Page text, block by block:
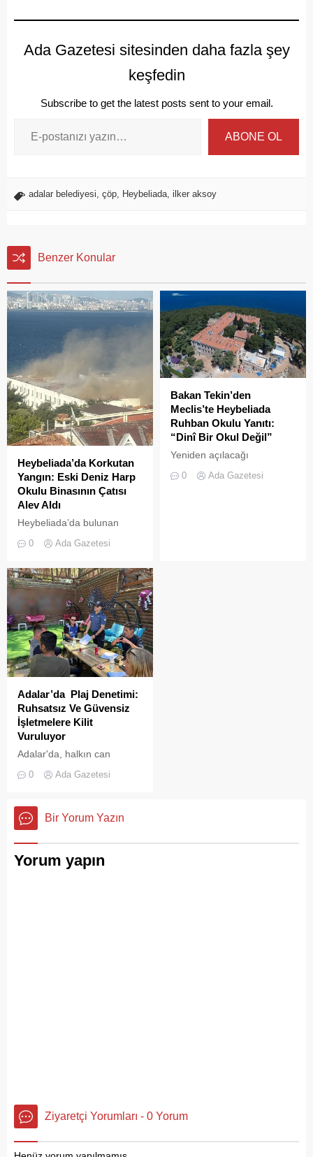
Ada Gazetesi sitesinden daha fazla şey
keşfedin
Subscribe to get the latest posts sent to your email.
ABONE OL
adalar belediyesi, çöp, Heybeliada, ilker aksoy
Benzer Konular
Heybeliada’da Korkutan
Yangın: Eski Deniz Harp
Okulu Binasının Çatısı
Alev Aldı
Heybeliada’da bulunan
çatısında, tamirat
çıktı. Gökyüzünü kaplayan
yoğun duman paniğe neden
olurken, itfaiye ekipleri
yangına hızla müdahale etti.
0 Ada Gazetesi
Bakan Tekin’den
Meclis’te Heybeliada
Ruhban Okulu Yanıtı:
“Dinî Bir Okul Değil”
Yeniden açılacağı
kamuoyunda sıkça tartışılan
0 Ada Gazetesi
Adalar’da Plaj Denetimi:
Ruhsatsız Ve Güvensiz
İşletmelere Kilit
Vuruluyor
Adalar'da, halkın can
güvenliğini sağlamak ve
haksız işgallerin önüne
çaplı bir denetim
operasyonu başlatıldı.
0 Ada Gazetesi
Bir Yorum Yazın
Yorum yapın
Ziyaretçi Yorumları - 0 Yorum